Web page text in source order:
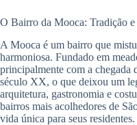
O Bairro da Mooca: Tradição
A Mooca é um bairro que
harmoniosa. Fundado em
principalmente com a
século XX, o que deixou um
arquitetura, gastronomia e
bairros mais acolhedores de
vida única para seus residentes.